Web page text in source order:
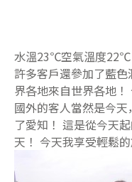
水溫23℃空氣溫度22℃
許多客戶還參加了藍
界各地來自世界各地！
國外的客人當然是今
了愛知！ 這是從今天
天！ 今天我享受輕鬆